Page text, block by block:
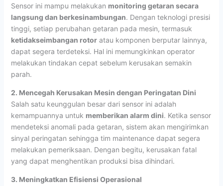
Sensor ini mampu melakukan monitoring getaran secara
langsung dan berkesinambungan. Dengan teknologi presisi
tinggi, setiap perubahan getaran pada mesin, termasuk
ketidakseimbangan rotoratau komponen berputar lainnya,
dapat segera terdeteksi. Hal ini memungkinkan operator
melakukan tindakan cepat sebelum kerusakan semakin
parah.
2. Mencegah Kerusakan Mesin dengan Peringatan Dini
Salah satu keunggulan besar dari sensor ini adalah
kemampuannya untuk memberikan alarm dini. Ketika sensor
mendeteksi anomali pada getaran, sistem akan mengirimkan
sinyal peringatan sehingga tim maintenance dapat segera
melakukan pemeriksaan. Dengan begitu, kerusakan fatal
yang dapat menghentikan produksi bisa dihindari.
3. Meningkatkan Efisiensi Operasional